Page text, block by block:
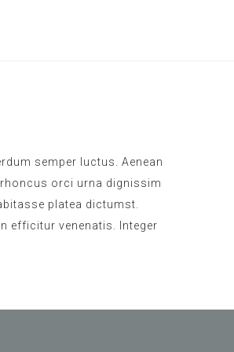
semper luctus. Aenean
orci urna dignissim
platea dictumst.
efficitur venenatis. Integer